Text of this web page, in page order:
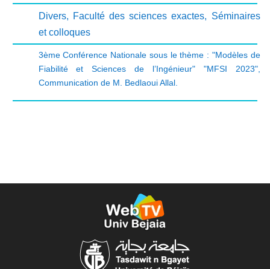
Divers, Faculté des sciences exactes, Séminaires
et colloques
3ème Conférence Nationale sous le thème : "Modèles de
Fiabilité et Sciences de l’Ingénieur" "MFSI 2023",
Communication de M. Bedlaoui Allal.